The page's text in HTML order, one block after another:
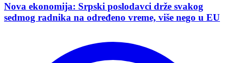
Nova ekonomija: Srpski poslodavci drže svakog
sedmog radnika na određeno vreme, više nego u EU